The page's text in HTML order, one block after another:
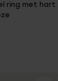
ring met hart